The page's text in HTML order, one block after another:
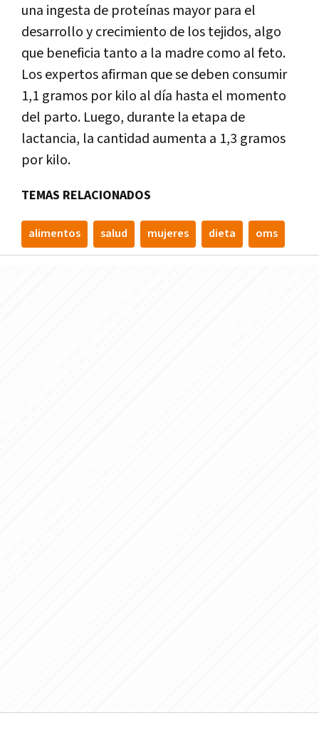
una ingesta de proteínas mayor para el
desarrollo y crecimiento de los tejidos, algo
que beneficia tanto a la madre como al feto.
Los expertos afirman que se deben consumir
1,1 gramos por kilo al día hasta el momento
del parto. Luego, durante la etapa de
lactancia, la cantidad aumenta a 1,3 gramos
por kilo.
TEMAS RELACIONADOS
alimentos salud mujeres dieta oms